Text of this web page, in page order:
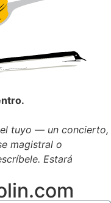
tuyo — un concierto,
magistral o
Estará